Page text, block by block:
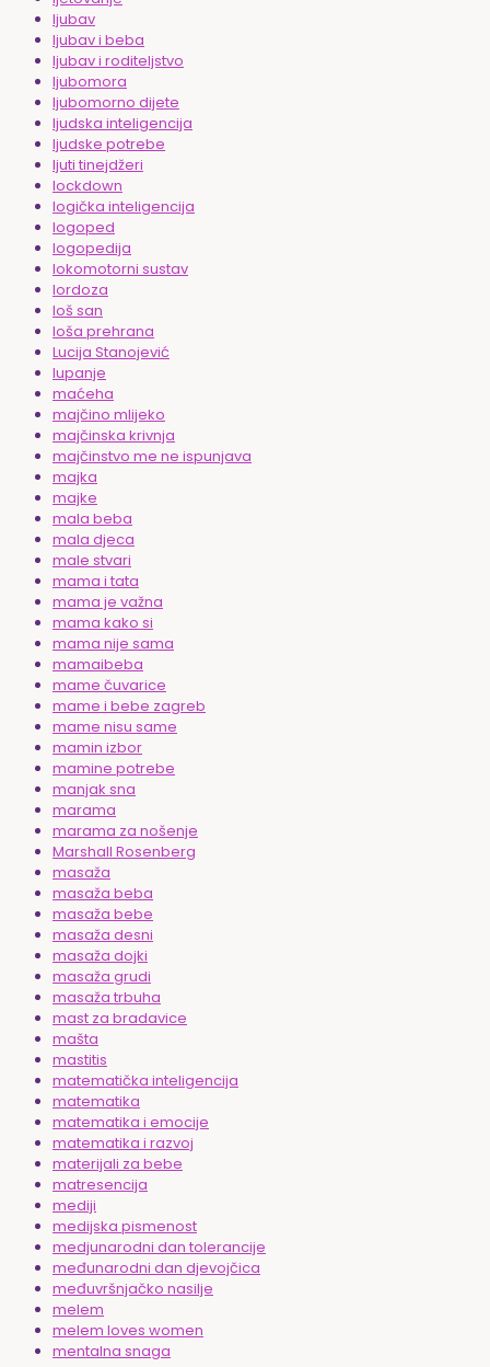
ljubav
ljubav i beba
ljubav i roditeljstvo
ljubomora
ljubomorno dijete
ljudska inteligencija
ljudske potrebe
ljuti tinejdžeri
lockdown
logička inteligencija
logoped
logopedija
lokomotorni sustav
lordoza
loš san
loša prehrana
Lucija Stanojević
lupanje
maćeha
majčino mlijeko
majčinska krivnja
majčinstvo me ne ispunjava
majka
majke
mala beba
mala djeca
male stvari
mama i tata
mama je važna
mama kako si
mama nije sama
mamaibeba
mame čuvarice
mame i bebe zagreb
mame nisu same
mamin izbor
mamine potrebe
manjak sna
marama
marama za nošenje
Marshall Rosenberg
masaža
masaža beba
masaža bebe
masaža desni
masaža dojki
masaža grudi
masaža trbuha
mast za bradavice
mašta
mastitis
matematička inteligencija
matematika
matematika i emocije
matematika i razvoj
materijali za bebe
matresencija
mediji
medijska pismenost
medjunarodni dan tolerancije
međunarodni dan djevojčica
međuvršnjačko nasilje
melem
melem loves women
mentalna snaga